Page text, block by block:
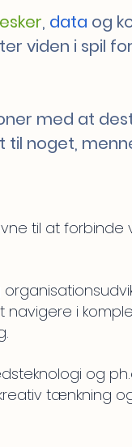
, data og
viden i spil
med at
noget,
til at forbinde
i
og
tænkning